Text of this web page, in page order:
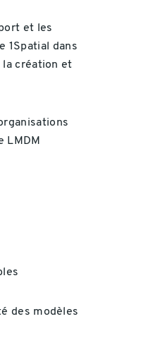
et les
1Spatial dans
la création et
LMDM
des modèles